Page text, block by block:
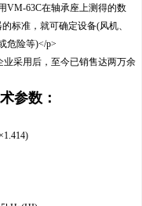
VM-63C在轴承座上测得的数
标准，就可确定设备(风机、
危险等)</p>
采用后，至今已销售达两万余
参数：